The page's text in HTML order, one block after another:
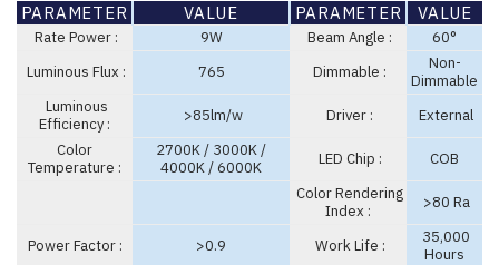
PARAMETER VALUE PARAMETER VALUE
Rate Power : 9W Beam Angle :
60°
Luminous Flux :
765 Dimmable :
Non-
Dimmable
Luminous
Efficiency :
>85lm/w Driver :
External
Color
Temperature :
2700K / 3000K /
4000K / 6000K
LED Chip :
COB
Color Rendering
Index :
>80 Ra
Power Factor : >0.9 Work Life :
35,000
Hours